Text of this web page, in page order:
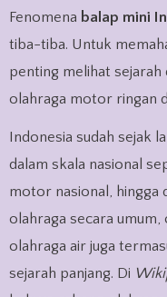
Fenomena balap mini
tiba-tiba. Untuk
penting melihat
olahraga motor ringan
Indonesia sudah sejak
dalam skala nasional
motor nasional, hingga
olahraga secara
olahraga air juga
sejarah panjang. Di